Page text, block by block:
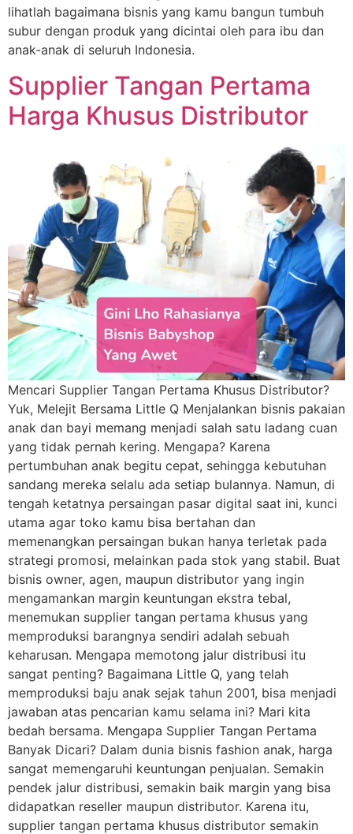
lihatlah bagaimana bisnis yang kamu bangun tumbuh
subur dengan produk yang dicintai oleh para ibu dan
anak-anak di seluruh Indonesia.
Supplier Tangan Pertama
Harga Khusus Distributor
Mencari Supplier Tangan Pertama Khusus Distributor?
Yuk, Melejit Bersama Little Q Menjalankan bisnis pakaian
anak dan bayi memang menjadi salah satu ladang cuan
yang tidak pernah kering. Mengapa? Karena
pertumbuhan anak begitu cepat, sehingga kebutuhan
sandang mereka selalu ada setiap bulannya. Namun, di
tengah ketatnya persaingan pasar digital saat ini, kunci
utama agar toko kamu bisa bertahan dan
memenangkan persaingan bukan hanya terletak pada
strategi promosi, melainkan pada stok yang stabil. Buat
bisnis owner, agen, maupun distributor yang ingin
mengamankan margin keuntungan ekstra tebal,
menemukan supplier tangan pertama khusus yang
memproduksi barangnya sendiri adalah sebuah
keharusan. Mengapa memotong jalur distribusi itu
sangat penting? Bagaimana Little Q, yang telah
memproduksi baju anak sejak tahun 2001, bisa menjadi
jawaban atas pencarian kamu selama ini? Mari kita
bedah bersama. Mengapa Supplier Tangan Pertama
Banyak Dicari? Dalam dunia bisnis fashion anak, harga
sangat memengaruhi keuntungan penjualan. Semakin
pendek jalur distribusi, semakin baik margin yang bisa
didapatkan reseller maupun distributor. Karena itu,
supplier tangan pertama khusus distributor semakin